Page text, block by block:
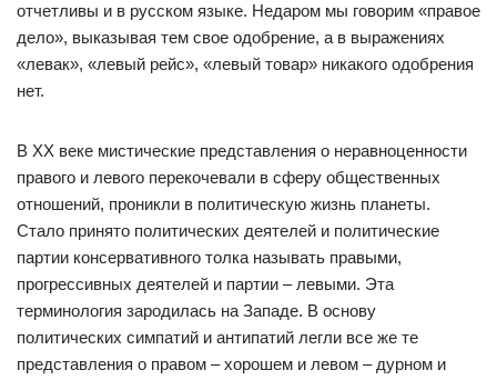
отчетливы и в русском языке. Недаром мы говорим «правое
дело», выказывая тем свое одобрение, а в выражениях
«левак», «левый рейс», «левый товар» никакого одобрения
нет.
В XX веке мистические представления о неравноценности
правого и левого перекочевали в сферу общественных
отношений, проникли в политическую жизнь планеты.
Стало принято политических деятелей и политические
партии консервативного толка называть правыми,
прогрессивных деятелей и партии – левыми. Эта
терминология зародилась на Западе. В основу
политических симпатий и антипатий легли все же те
представления о правом – хорошем и левом – дурном и